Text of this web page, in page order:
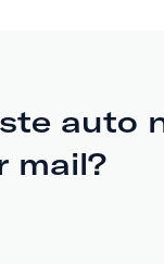
auto
mail?